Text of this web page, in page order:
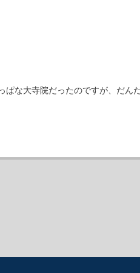
ぱな大寺院だったのですが、だん